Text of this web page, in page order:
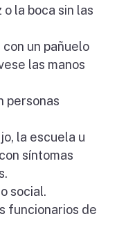
la boca sin las
un pañuelo
las manos
personas
la escuela u
síntomas
social.
funcionarios de